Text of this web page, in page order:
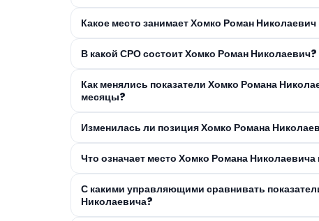
Какое место занимает Хомко Роман Николаевич
В какой СРО состоит Хомко Роман Николаевич?
Как менялись показатели Хомко Романа
месяцы?
Изменилась ли позиция Хомко Романа
Что означает место Хомко Романа
С какими управляющими сравнивать
Николаевича?